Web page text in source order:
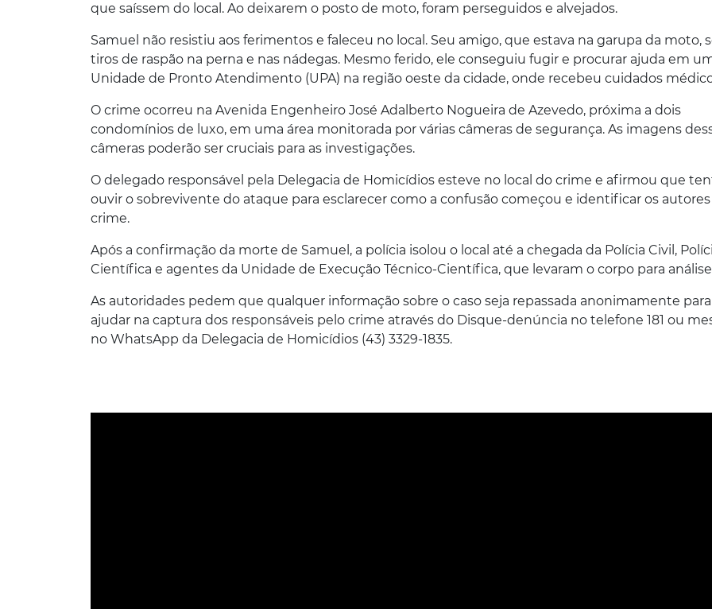
que saíssem do local. Ao deixarem o posto de moto, foram perseguidos e alvejados.
Samuel não resistiu aos ferimentos e faleceu no local. Seu amigo, que estava na garupa da moto,
tiros de raspão na perna e nas nádegas. Mesmo ferido, ele conseguiu fugir e procurar ajuda em
Unidade de Pronto Atendimento (UPA) na região oeste da cidade, onde recebeu cuidados
O crime ocorreu na Avenida Engenheiro José Adalberto Nogueira de Azevedo, próxima a dois
condomínios de luxo, em uma área monitorada por várias câmeras de segurança. As imagens
câmeras poderão ser cruciais para as investigações.
O delegado responsável pela Delegacia de Homicídios esteve no local do crime e afirmou que
ouvir o sobrevivente do ataque para esclarecer como a confusão começou e identificar os
crime.
Após a confirmação da morte de Samuel, a polícia isolou o local até a chegada da Polícia Civil,
Científica e agentes da Unidade de Execução Técnico-Científica, que levaram o corpo para
As autoridades pedem que qualquer informação sobre o caso seja repassada anonimamente para
ajudar na captura dos responsáveis pelo crime através do Disque-denúncia no telefone 181 ou
no WhatsApp da Delegacia de Homicídios (43) 3329-1835.